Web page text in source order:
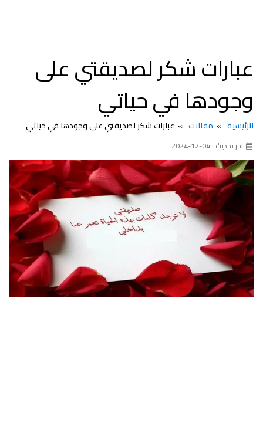
عبارات شكر لصديقتي على
وجودها في حياتي
الرئيسية مقالات عبارات شكر لصديقتي على وجودها في حياتي
اخر تحديث : 04-12-2024